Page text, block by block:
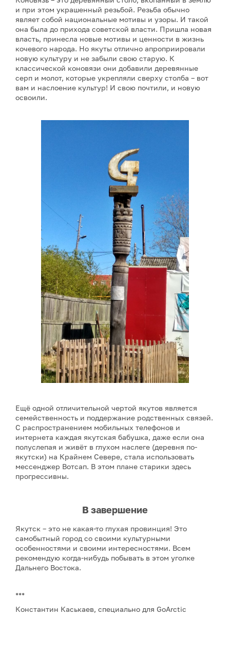
и при этом украшенный резьбой. Резьба обычно
являет собой национальные мотивы и узоры. И такой
она была до прихода советской власти. Пришла новая
власть, принесла новые мотивы и ценности в жизнь
кочевого народа. Но якуты отлично апроприировали
новую культуру и не забыли свою старую. К
классической коновязи они добавили деревянные
серп и молот, которые укрепляли сверху столба – вот
вам и наслоение культур! И свою почтили, и новую
освоили.
Ещё одной отличительной чертой якутов является
семейственность и поддержание родственных связей.
С распространением мобильных телефонов и
интернета каждая якутская бабушка, даже если она
полуслепая и живёт в глухом наслеге (деревня по-
якутски) на Крайнем Севере, стала использовать
мессенджер Вотсап. В этом плане старики здесь
прогрессивны.
В завершение
Якутск – это не какая-то глухая провинция! Это
самобытный город со своими культурными
особенностями и своими интересностями. Всем
рекомендую когда-нибудь побывать в этом уголке
Дальнего Востока.
***
Константин Каськаев, специально для GoArctic